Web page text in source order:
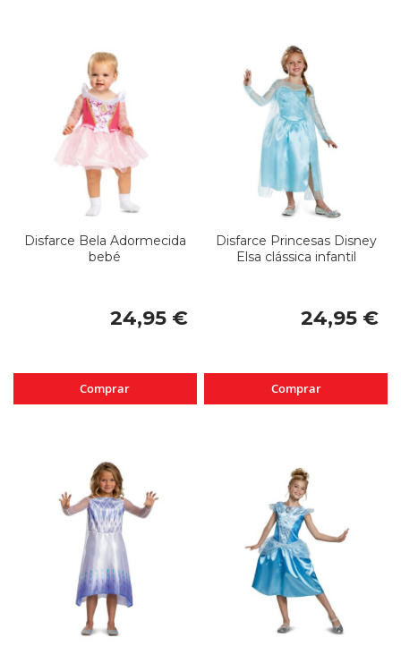
Disfarce Bela Adormecida
bebé
24,95 €
Comprar
Disfarce Princesas Disney
Elsa clássica infantil
24,95 €
Comprar